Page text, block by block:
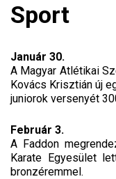
Sport
Január 30.
A Magyar Atlétikai
Kovács Krisztián új
juniorok versenyét
Február 3.
A Faddon
Karate Egyesület
bronzéremmel.